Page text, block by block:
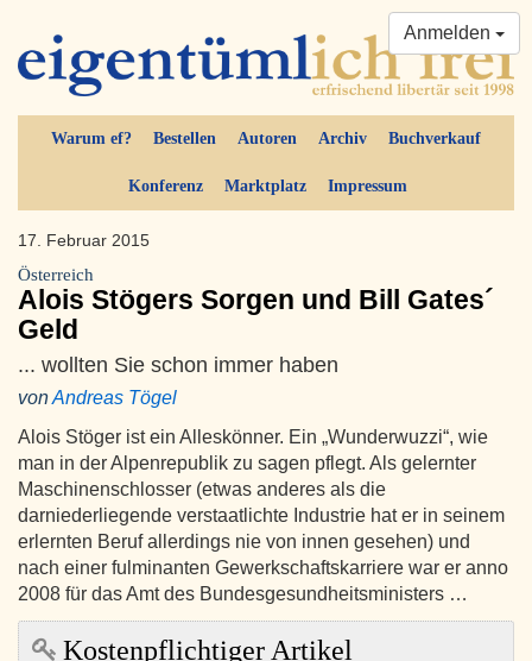
Warum ef? Bestellen Autoren Archiv Buchverkauf
Konferenz Marktplatz Impressum
Anmelden
17. Februar 2015
Österreich
Alois Stögers Sorgen und Bill Gates´
Geld
... wollten Sie schon immer haben
vonAndreas Tögel
Alois Stöger ist ein Alleskönner. Ein „Wunderwuzzi“, wie
man in der Alpenrepublik zu sagen pflegt. Als gelernter
Maschinenschlosser (etwas anderes als die
darniederliegende verstaatlichte Industrie hat er in seinem
erlernten Beruf allerdings nie von innen gesehen) und
nach einer fulminanten Gewerkschaftskarriere war er anno
2008 für das Amt des Bundesgesundheitsministers …
Kostenpflichtiger Artikel